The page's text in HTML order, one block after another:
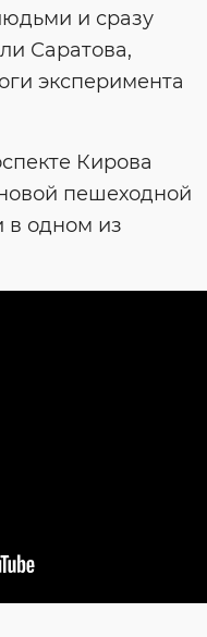
и сразу
Саратова,
эксперимента
Кирова
пешеходной
в одном из